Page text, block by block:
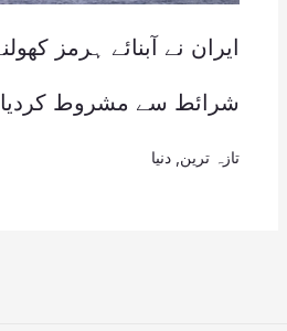
شرائط سے مشروط کردیا
تازہ ترین دنیا